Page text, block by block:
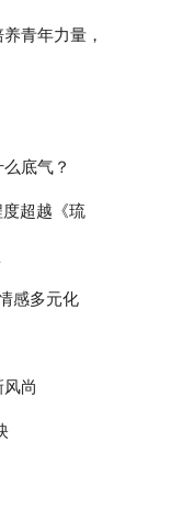
青年力量，
底气？
超越《琉
感多元化
尚